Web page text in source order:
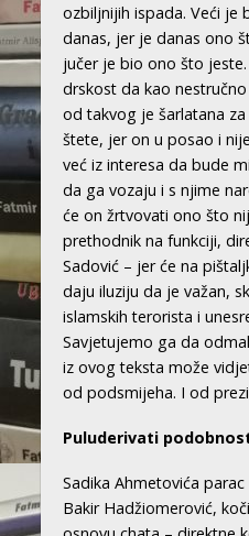
ozbiljnijih ispada. Veći je
danas, jer je danas ono
jučer je bio ono što
drskost da kao
od takvog je šarlatana
štete, jer on u posao i
već iz interesa da bude
da ga vozaju i s njime
će on žrtvovati ono što
prethodnik na funkciji,
Sadović – jer će na
daju iluziju da je važan,
islamskih terorista i
Savjetujemo ga da
iz ovog teksta može
od podsmijeha. I od
Puluderivati
Sadika Ahmetovića
Bakir Hadžiomerović,